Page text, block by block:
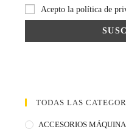
Acepto la política de
TODAS LAS
ACCESORIOS